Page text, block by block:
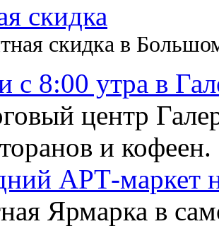
скидка
скидка в
с 8:00 утра в
центр
и кофеен.
АРТ-маркет
Ярмарка в